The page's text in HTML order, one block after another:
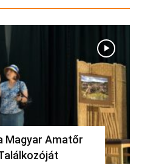
Magyar Amatőr